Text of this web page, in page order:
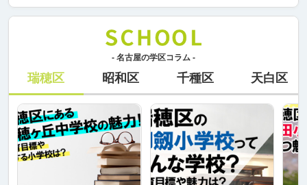
- 名古屋の学区コラム -
瑞穂区 昭和区 千種区 天白区